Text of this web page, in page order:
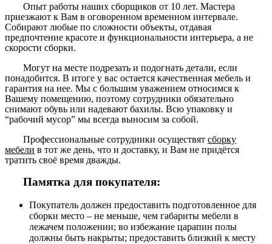
Опыт работы наших сборщиков от 10 лет. Мастера
приезжают к Вам в оговоренном временном интервале.
Собирают любые по сложности объекты, отдавая
предпочтение красоте и функциональности интерьера, а не
скорости сборки.
Могут на месте подрезать и подогнать детали, если
понадобится. В итоге у вас остается качественная мебель и
гарантия на нее. Мы с большим уважением относимся к
Вашему помещению, поэтому сотрудники обязательно
снимают обувь или надевают бахилы. Всю упаковку и
“рабочий мусор” мы всегда выносим за собой.
Профессиональные сотрудники осуществят сборку
мебели в тот же день, что и доставку, и Вам не придётся
тратить своё время дважды.
Памятка для покупателя:
Покупатель должен предоставить подготовленное для
сборки место – не меньше, чем габариты мебели в
лежачем положении; во избежание царапин полы
должны быть накрыты; предоставить близкий к месту